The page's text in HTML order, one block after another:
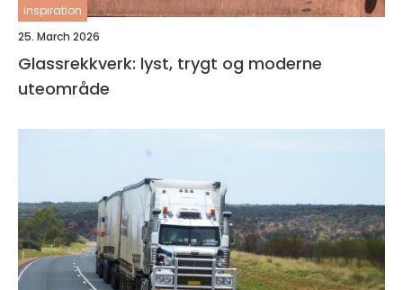
inspiration
25. March 2026
Glassrekkverk: lyst, trygt og moderne
uteområde